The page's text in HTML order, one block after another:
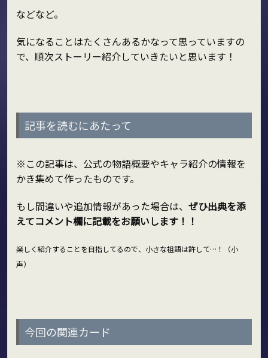
などなど。
気になることはたくさんあるかなって思っていますの
で、順次ストーリー紹介していきたいと思います！
記事を読むにあたって
※この記事は、公式の物語概要やキャラ紹介の情報を
かき集めて作ったものです。
もし間違いや追加情報があった場合は、 ぜひ出典を添
えてコメント欄に記載をお願いします！！
楽しく紹介することを目指してるので、小さな祖語は許して…！（小
声）
今回の関連カード